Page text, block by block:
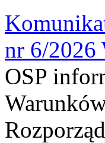
nr 6/2026
OSP